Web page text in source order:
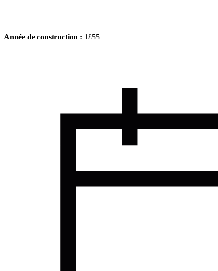
Année de construction : 1855